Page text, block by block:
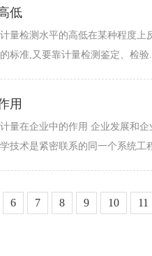
低
量检测水平的高低在某种程度
标准,又要靠计量检测鉴定、
用
量在企业中的作用 企业发展和
技术是紧密联系的同一个系统
6 7 8 9 10 11